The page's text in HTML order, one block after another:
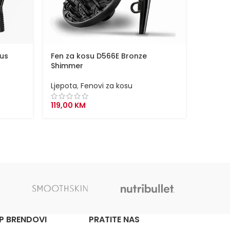
Fen za kosu D566E Bronze
Shimmer
Ljepota, Fenovi za kosu
119,00 KM
BRENDOVI PRATITE NAS